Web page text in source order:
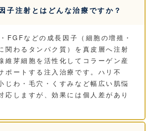
子注射とはどんな治療ですか？
FGFなどの成長因子（細胞の増殖・
関わるタンパク質）を真皮層へ注射
維芽細胞を活性化してコラーゲン産
ポートする注入治療です。ハリ不
じわ・毛穴・くすみなど幅広い肌悩
応しますが、効果には個人差があり